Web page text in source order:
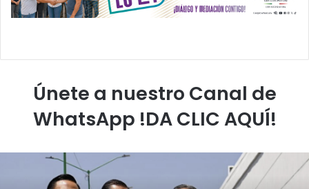
Únete a nuestro Canal de
WhatsApp !DA CLIC AQUÍ!